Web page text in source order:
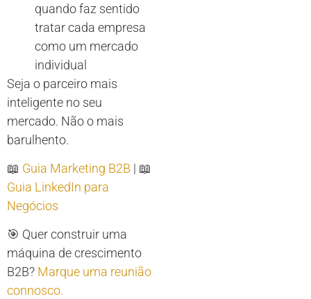
quando faz sentido
tratar cada empresa
como um mercado
individual
Seja o parceiro mais
inteligente no seu
mercado. Não o mais
barulhento.
📖 Guia Marketing B2B | 📖
Guia LinkedIn para
Negócios
🎯 Quer construir uma
máquina de crescimento
B2B? Marque uma reunião
connosco.